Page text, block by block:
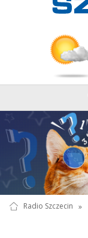
Radio Szczecin »